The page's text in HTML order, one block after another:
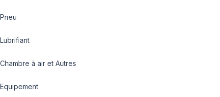
Pneu
Lubrifiant
Chambre à air et Autres
Equipement